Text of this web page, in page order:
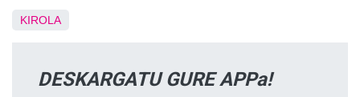
KIROLA
DESKARGATU GURE APPa!